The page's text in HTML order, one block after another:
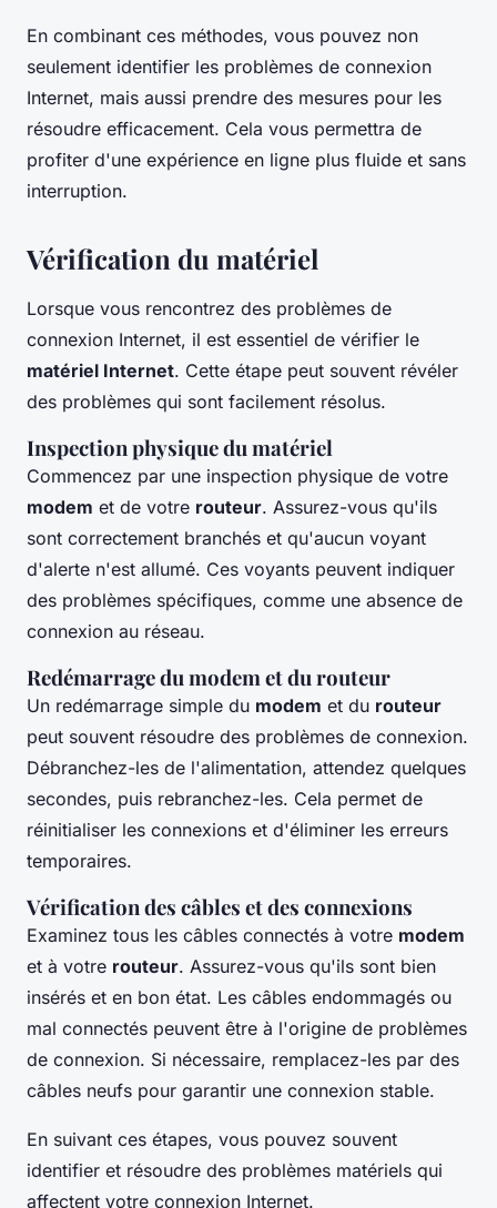
En combinant ces méthodes, vous pouvez non
seulement identifier les problèmes de connexion
Internet, mais aussi prendre des mesures pour les
résoudre efficacement. Cela vous permettra de
profiter d'une expérience en ligne plus fluide et sans
interruption.
Vérification du matériel
Lorsque vous rencontrez des problèmes de
connexion Internet, il est essentiel de vérifier le
matériel Internet. Cette étape peut souvent révéler
des problèmes qui sont facilement résolus.
Inspection physique du matériel
Commencez par une inspection physique de votre
modem et de votre routeur. Assurez-vous qu'ils
sont correctement branchés et qu'aucun voyant
d'alerte n'est allumé. Ces voyants peuvent indiquer
des problèmes spécifiques, comme une absence de
connexion au réseau.
Redémarrage du modem et du routeur
Un redémarrage simple du modem et du routeur
peut souvent résoudre des problèmes de connexion.
Débranchez-les de l'alimentation, attendez quelques
secondes, puis rebranchez-les. Cela permet de
réinitialiser les connexions et d'éliminer les erreurs
temporaires.
Vérification des câbles et des connexions
Examinez tous les câbles connectés à votre modem
et à votre routeur. Assurez-vous qu'ils sont bien
insérés et en bon état. Les câbles endommagés ou
mal connectés peuvent être à l'origine de problèmes
de connexion. Si nécessaire, remplacez-les par des
câbles neufs pour garantir une connexion stable.
En suivant ces étapes, vous pouvez souvent
identifier et résoudre des problèmes matériels qui
affectent votre connexion Internet.